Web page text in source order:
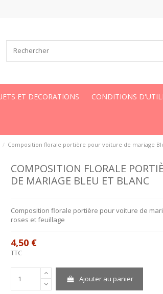
ET DECORATIONS CONDITIONS
Composition florale portière pour voiture de mariage
COMPOSITION FLORALE
DE MARIAGE BLEU ET BLANC
Composition florale portière pour voiture de
roses et feuillage
4,50 €
TTC
Ajouter au panier